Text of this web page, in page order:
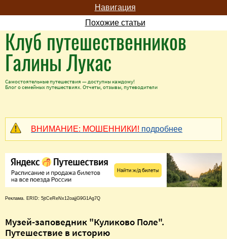
Навигация
Похожие статьи
Клуб путешественников
Галины Лукас
Самостоятельные путешествия — доступны каждому!
Блог о семейных путешествиях. Отчеты, отзывы, путеводители
ВНИМАНИЕ: МОШЕННИКИ! подробнее
Реклама. ERID: 5jtCeReNx12oajjG9G1Ag7Q
Музей-заповедник "Куликово Поле".
Путешествие в историю